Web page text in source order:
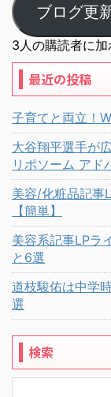
ブログ更
3人の購読者に加
最近の投稿
子育てと両立！
大谷翔平選手が
リポソーム アド
美容/化粧品記事
【簡単】
美容系記事LPラ
と6選
道枝駿佑は中学
選
検索